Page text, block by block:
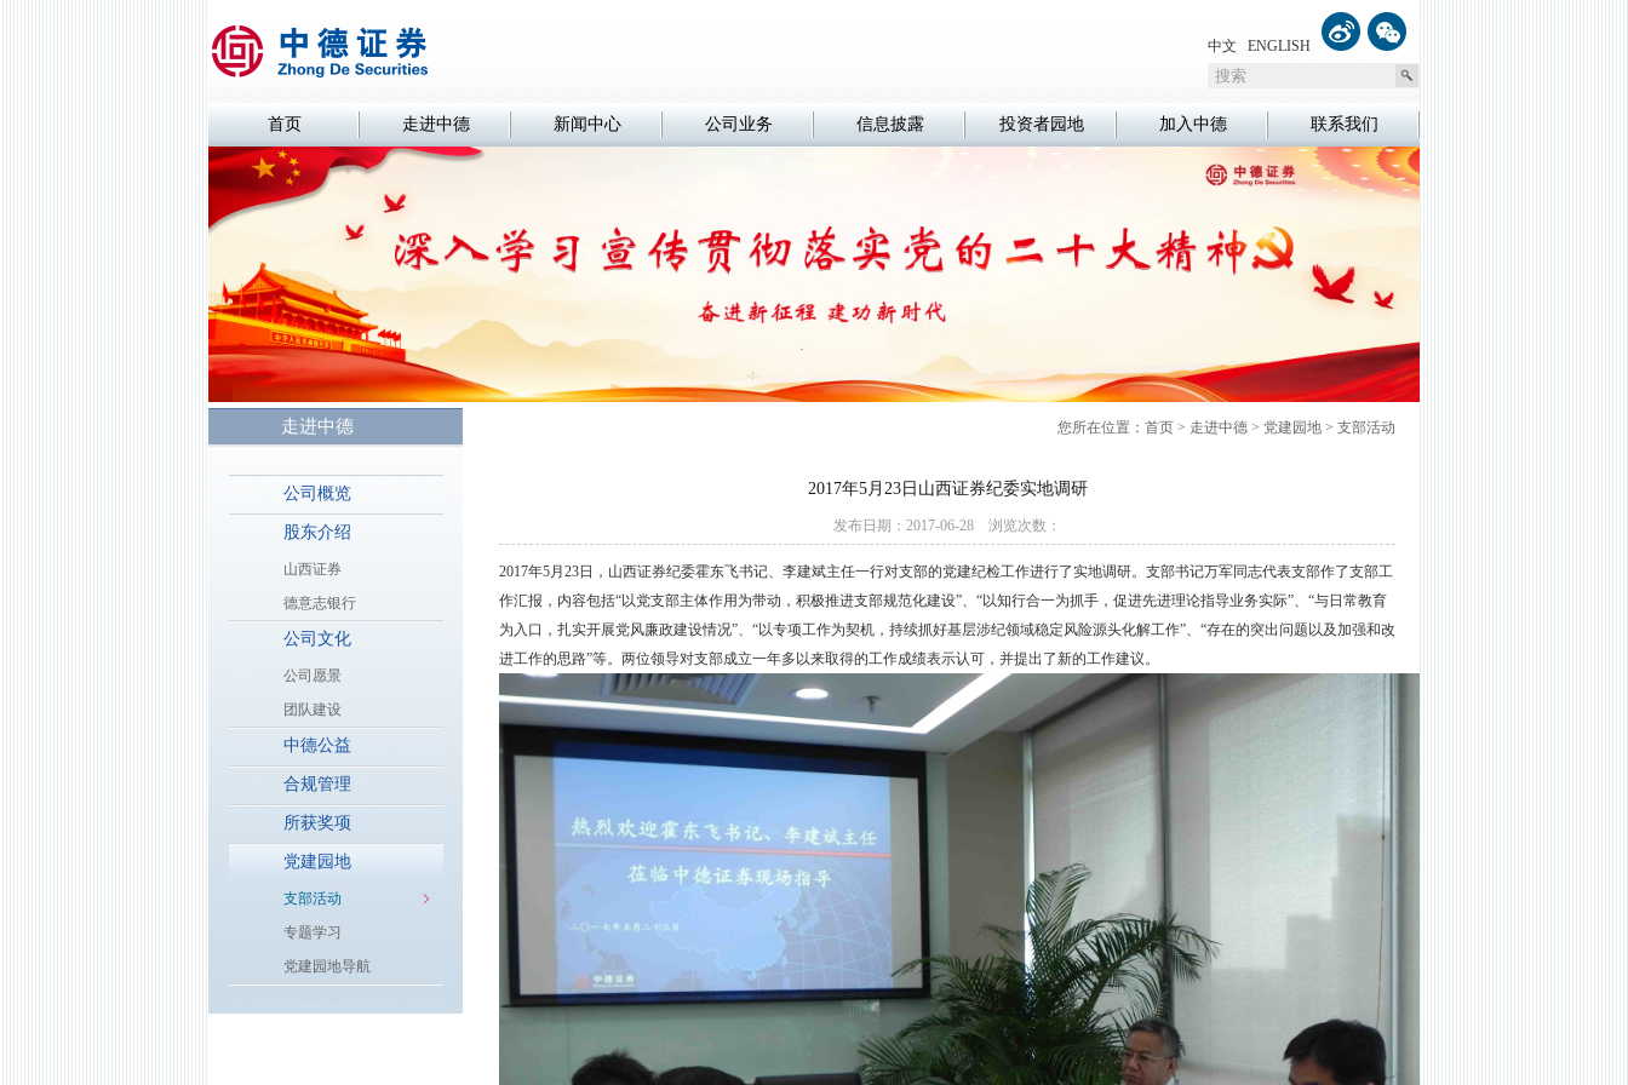
中文 ENGLISH
首页 走进中德 新闻中心 公司业务 信息披露 投资者园地 加入中德 联系我们
走进中德
公司概览
股东介绍
山西证券
德意志银行
公司文化
公司愿景
团队建设
中德公益
合规管理
所获奖项
党建园地
支部活动
专题学习
党建园地导航
您所在位置： 首页 > 走进中德 > 党建园地 > 支部活动
2017年5月23日山西证券纪委实地调研
发布日期：2017-06-28 浏览次数：
2017年5月23日，山西证券纪委霍东飞书记、李建斌主任一行对支部的党建纪检工作进行了实地调研。支部书记万军同志代表支部作了支部工
作汇报，内容包括“以党支部主体作用为带动，积极推进支部规范化建设”、“以知行合一为抓手，促进先进理论指导业务实际”、“与日常教育
为入口，扎实开展党风廉政建设情况”、“以专项工作为契机，持续抓好基层涉纪领域稳定风险源头化解工作”、“存在的突出问题以及加强和改
进工作的思路”等。两位领导对支部成立一年多以来取得的工作成绩表示认可，并提出了新的工作建议。